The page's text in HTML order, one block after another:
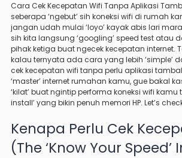
Cara Cek Kecepatan Wifi Tanpa Aplikasi
seberapa ‘ngebut’ sih koneksi wifi di rumah
jangan udah mulai ‘loyo’ kayak abis lari
sih kita langsung ‘googling’ speed test atau
pihak ketiga buat ngecek kecepatan internet.
kalau ternyata ada cara yang lebih ‘simple’
cek kecepatan wifi tanpa perlu aplikasi
‘master’ internet rumahan kamu, gue bakal
‘kilat’ buat ngintip performa koneksi wifi kamu
install’ yang bikin penuh memori HP. Let’s
Kenapa Perlu Cek
(The ‘Know Your